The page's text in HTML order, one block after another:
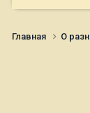
Главная О